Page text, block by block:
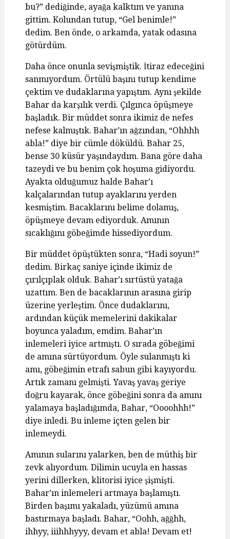
bu?” dediğinde, ayağa kalktım ve yanına
gittim. Kolundan tutup, “Gel benimle!”
dedim. Ben önde, o arkamda, yatak odasına
götürdüm.
Daha önce onunla sevişmiştik. İtiraz edeceğini
sanmıyordum. Örtülü başını tutup kendime
çektim ve dudaklarına yapıştım. Aynı şekilde
Bahar da karşılık verdi. Çılgınca öpüşmeye
başladık. Bir müddet sonra ikimiz de nefes
nefese kalmıştık. Bahar’ın ağzından, “Ohhhh
abla!” diye bir cümle döküldü. Bahar 25,
bense 30 küsür yaşındaydım. Bana göre daha
tazeydi ve bu benim çok hoşuma gidiyordu.
Ayakta olduğumuz halde Bahar’ı
kalçalarından tutup ayaklarını yerden
kesmiştim. Bacaklarını belime dolamış,
öpüşmeye devam ediyorduk. Amının
sıcaklığını göbeğimde hissediyordum.
Bir müddet öpüştükten sonra, “Hadi soyun!”
dedim. Birkaç saniye içinde ikimiz de
çırılçıplak olduk. Bahar’ı sırtüstü yatağa
uzattım. Ben de bacaklarının arasına girip
üzerine yerleştim. Önce dudaklarını,
ardından küçük memelerini dakikalar
boyunca yaladım, emdim. Bahar’ın
inlemeleri iyice artmıştı. O sırada göbeğimi
de amına sürtüyordum. Öyle sulanmıştı ki
amı, göbeğimin etrafı sabun gibi kayıyordu.
Artık zamanı gelmişti. Yavaş yavaş geriye
doğru kayarak, önce göbeğini sonra da amını
yalamaya başladığımda, Bahar, “Oooohhh!”
diye inledi. Bu inleme içten gelen bir
inlemeydi.
Amının sularını yalarken, ben de müthiş bir
zevk alıyordum. Dilimin ucuyla en hassas
yerini dillerken, klitorisi iyice şişmişti.
Bahar’ın inlemeleri artmaya başlamıştı.
Birden başımı yakaladı, yüzümü amına
bastırmaya başladı. Bahar, “Oohh, ağğhh,
ihhyy, iiihhhyyy, devam et abla! Devam et!